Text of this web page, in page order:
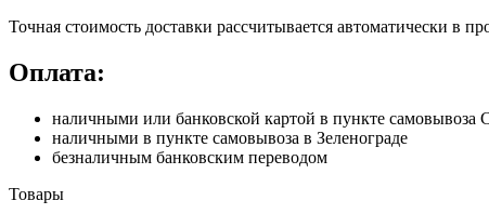
Точная стоимость доставки рассчитывается автоматически в
Оплата:
наличными или банковской картой в пункте
наличными в пункте самовывоза в Зеленограде
безналичным банковским переводом
Товары